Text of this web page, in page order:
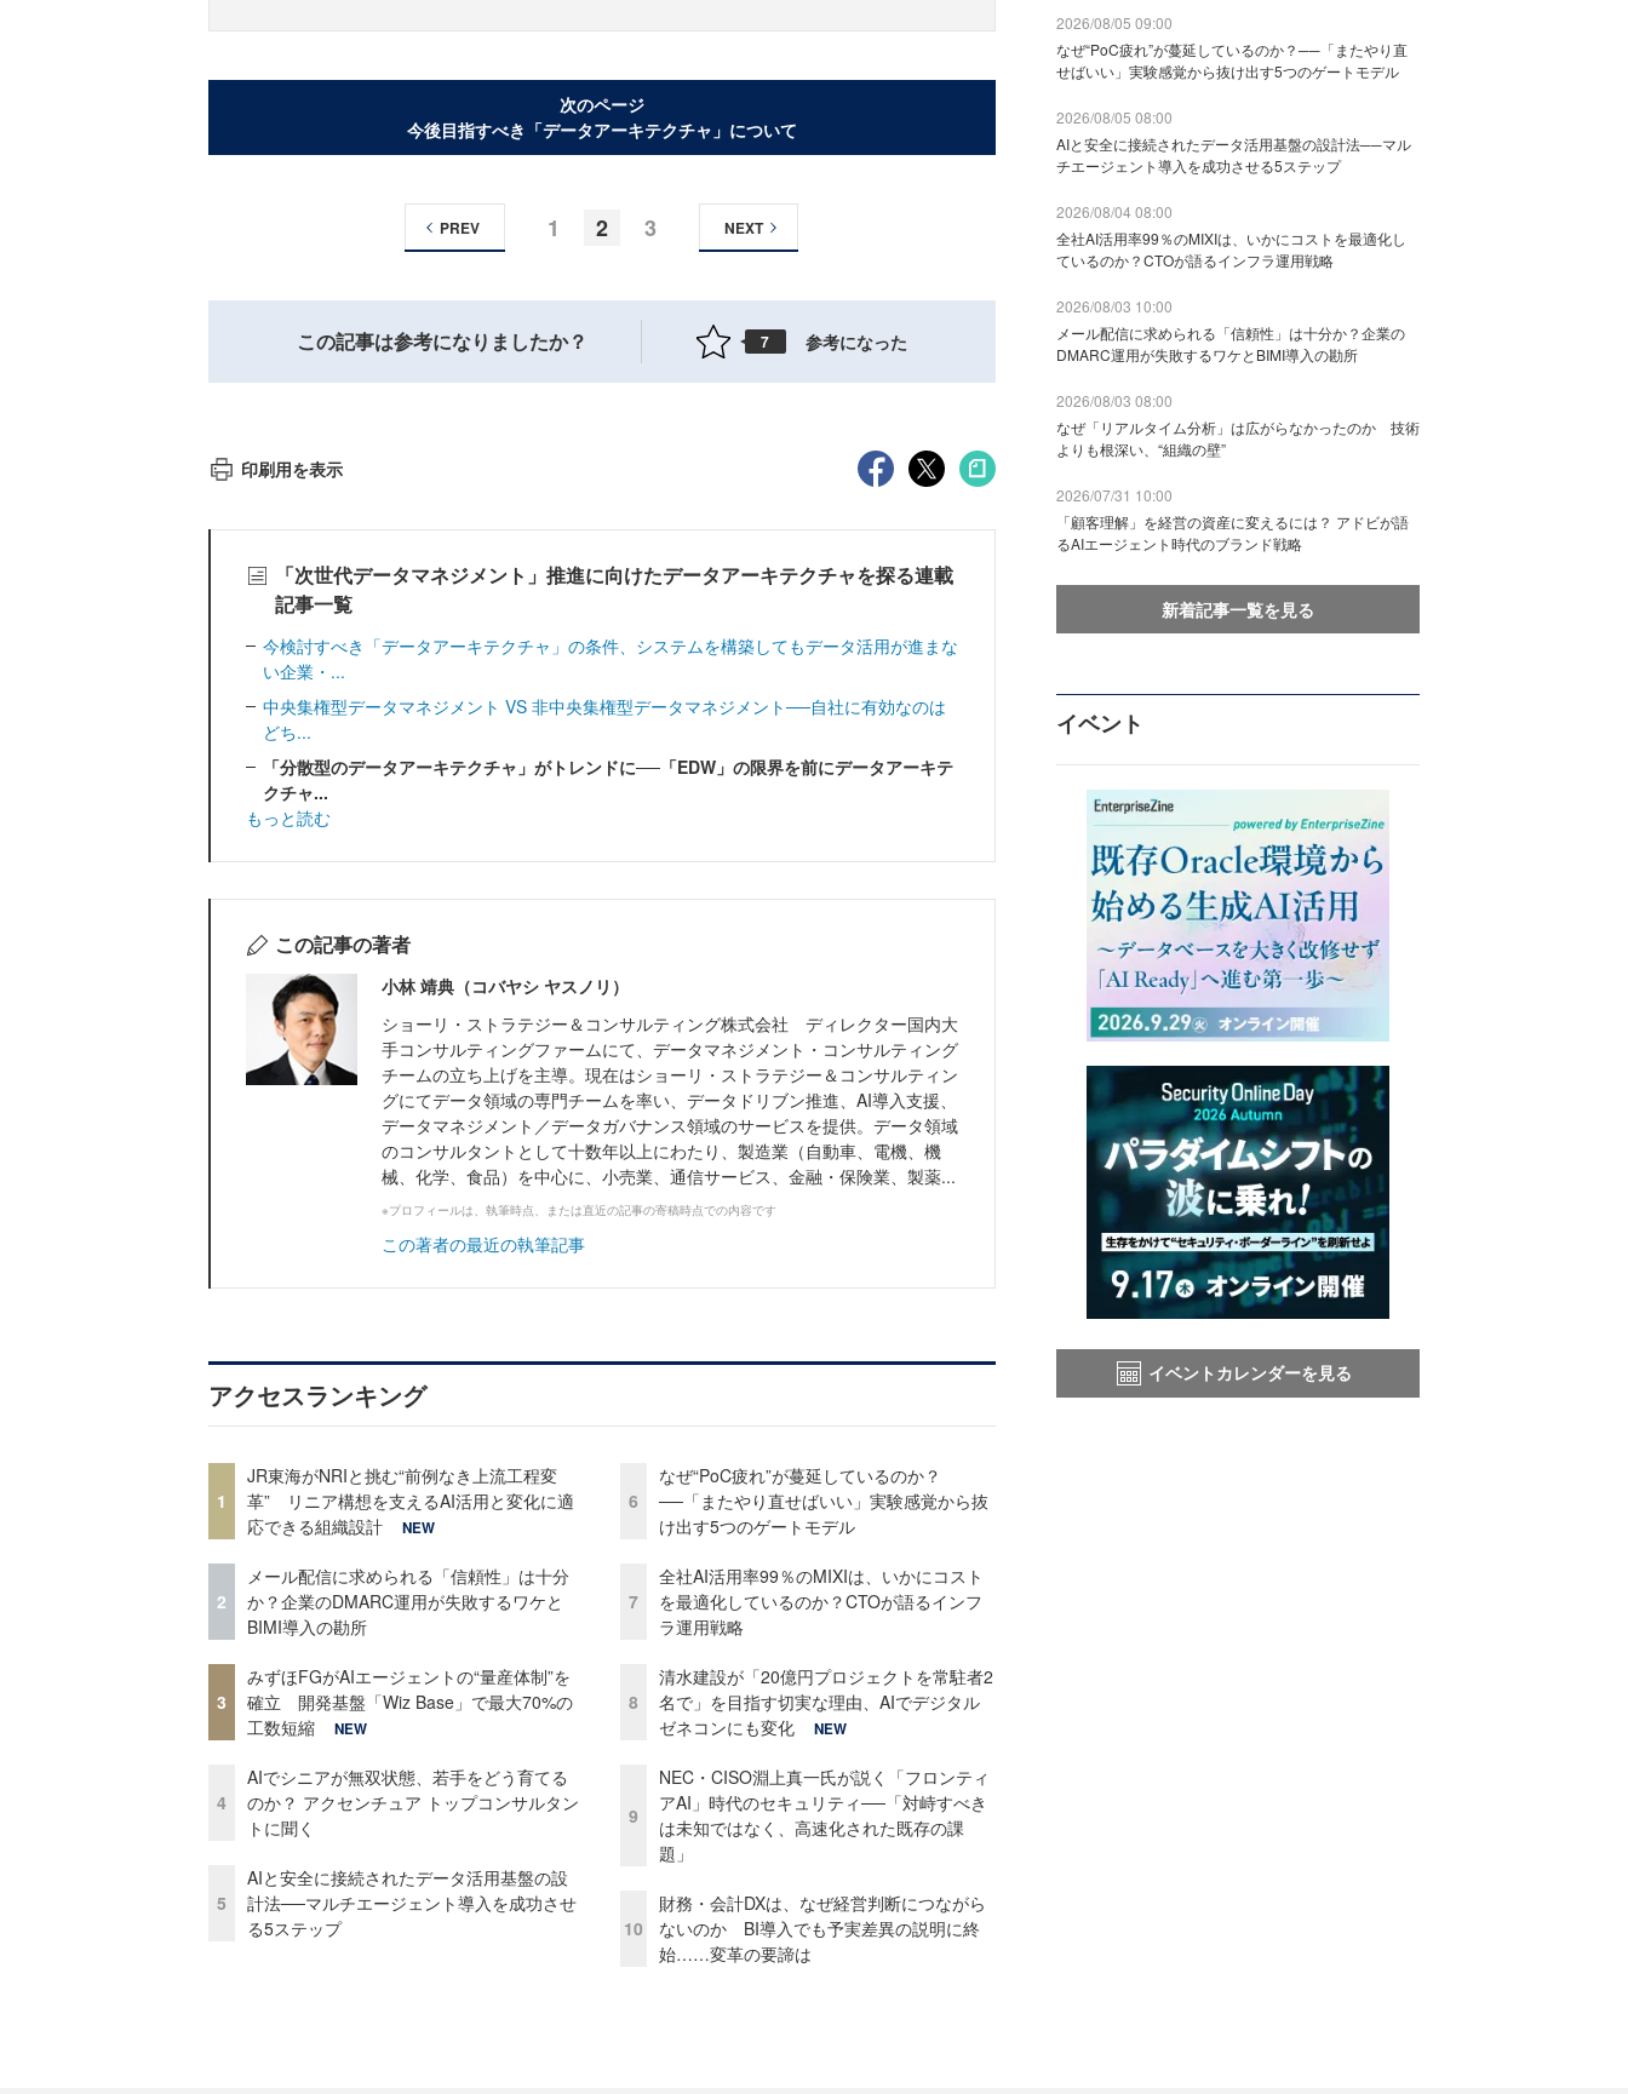
次のページ
今後目指すべき「データアーキテクチャ」について
1 2 3
PREV NEXT
この記事は参考になりましたか？ 7 参考になった
印刷用を表示
「次世代データマネジメント」推進に向けたデータアーキテクチャを探る連載
記事一覧
今検討すべき「データアーキテクチャ」の条件、システムを構築してもデータ活用が進まな
い企業・...
中央集権型データマネジメント VS 非中央集権型データマネジメント──自社に有効なのは
どち...
「分散型のデータアーキテクチャ」がトレンドに──「EDW」の限界を前にデータアーキテ
クチャ...
もっと読む
この記事の著者
小林 靖典（コバヤシ ヤスノリ）
ショーリ・ストラテジー＆コンサルティング株式会社 ディレクター国内大
手コンサルティングファームにて、データマネジメント・コンサルティング
チームの立ち上げを主導。現在はショーリ・ストラテジー＆コンサルティン
グにてデータ領域の専門チームを率い、データドリブン推進、AI導入支援、
データマネジメント／データガバナンス領域のサービスを提供。データ領域
のコンサルタントとして十数年以上にわたり、製造業（自動車、電機、機
械、化学、食品）を中心に、小売業、通信サービス、金融・保険業、製薬...
※プロフィールは、執筆時点、または直近の記事の寄稿時点での内容です
この著者の最近の執筆記事
アクセスランキング
1
JR東海がNRIと挑む“前例なき上流工程変
革” リニア構想を支えるAI活用と変化に適
応できる組織設計
NEW
2
メール配信に求められる「信頼性」は十分
か？企業のDMARC運用が失敗するワケと
BIMI導入の勘所
3
みずほFGがAIエージェントの“量産体制”を
確立 開発基盤「Wiz Base」で最大70%の
工数短縮
NEW
4
AIでシニアが無双状態、若手をどう育てる
のか？ アクセンチュア トップコンサルタン
トに聞く
5
AIと安全に接続されたデータ活用基盤の設
計法──マルチエージェント導入を成功させ
る5ステップ
6
なぜ“PoC疲れ”が蔓延しているのか？
──「またやり直せばいい」実験感覚から抜
け出す5つのゲートモデル
7
全社AI活用率99％のMIXIは、いかにコスト
を最適化しているのか？CTOが語るインフ
ラ運用戦略
8
清水建設が「20億円プロジェクトを常駐者2
名で」を目指す切実な理由、AIでデジタル
ゼネコンにも変化
NEW
9
NEC・CISO淵上真一氏が説く「フロンティ
アAI」時代のセキュリティ──「対峙すべき
は未知ではなく、高速化された既存の課
題」
10
財務・会計DXは、なぜ経営判断につながら
ないのか BI導入でも予実差異の説明に終
始……変革の要諦は
2026/08/05 09:00
なぜ“PoC疲れ”が蔓延しているのか？──「またやり直
せばいい」実験感覚から抜け出す5つのゲートモデル
2026/08/05 08:00
AIと安全に接続されたデータ活用基盤の設計法──マル
チエージェント導入を成功させる5ステップ
2026/08/04 08:00
全社AI活用率99％のMIXIは、いかにコストを最適化し
ているのか？CTOが語るインフラ運用戦略
2026/08/03 10:00
メール配信に求められる「信頼性」は十分か？企業の
DMARC運用が失敗するワケとBIMI導入の勘所
2026/08/03 08:00
なぜ「リアルタイム分析」は広がらなかったのか 技術
よりも根深い、“組織の壁”
2026/07/31 10:00
「顧客理解」を経営の資産に変えるには？ アドビが語
るAIエージェント時代のブランド戦略
新着記事一覧を見る
イベント
イベントカレンダーを見る